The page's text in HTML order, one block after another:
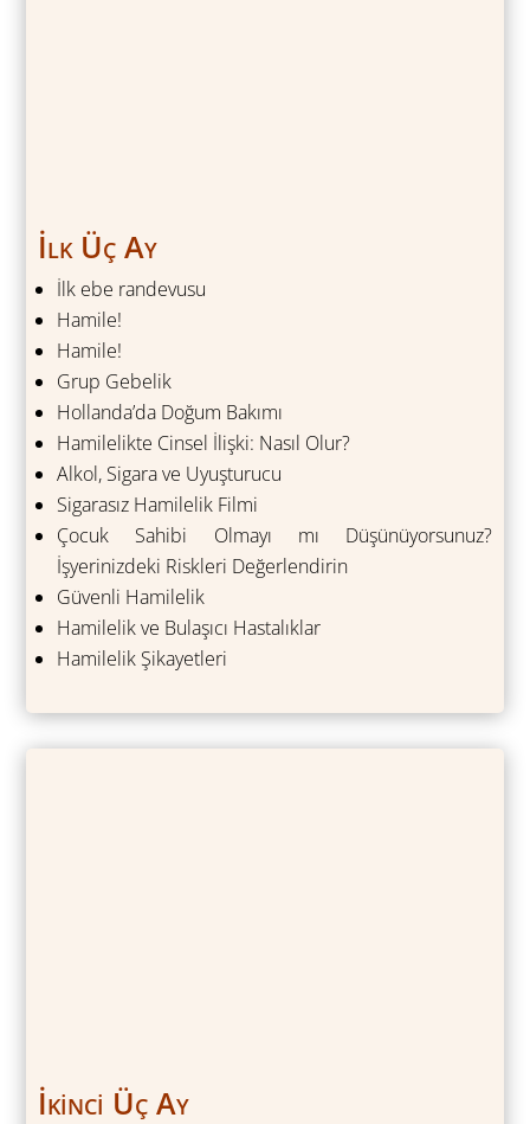
İlk Üç Ay
İlk ebe randevusu
Hamile!
Hamile!
Grup Gebelik
Hollanda’da Doğum Bakımı
Hamilelikte Cinsel İlişki: Nasıl Olur?
Alkol, Sigara ve Uyuşturucu
Sigarasız Hamilelik Filmi
Çocuk Sahibi Olmayı mı Düşünüyorsunuz?
İşyerinizdeki Riskleri Değerlendirin
Güvenli Hamilelik
Hamilelik ve Bulaşıcı Hastalıklar
Hamilelik Şikayetleri
İkinci Üç Ay